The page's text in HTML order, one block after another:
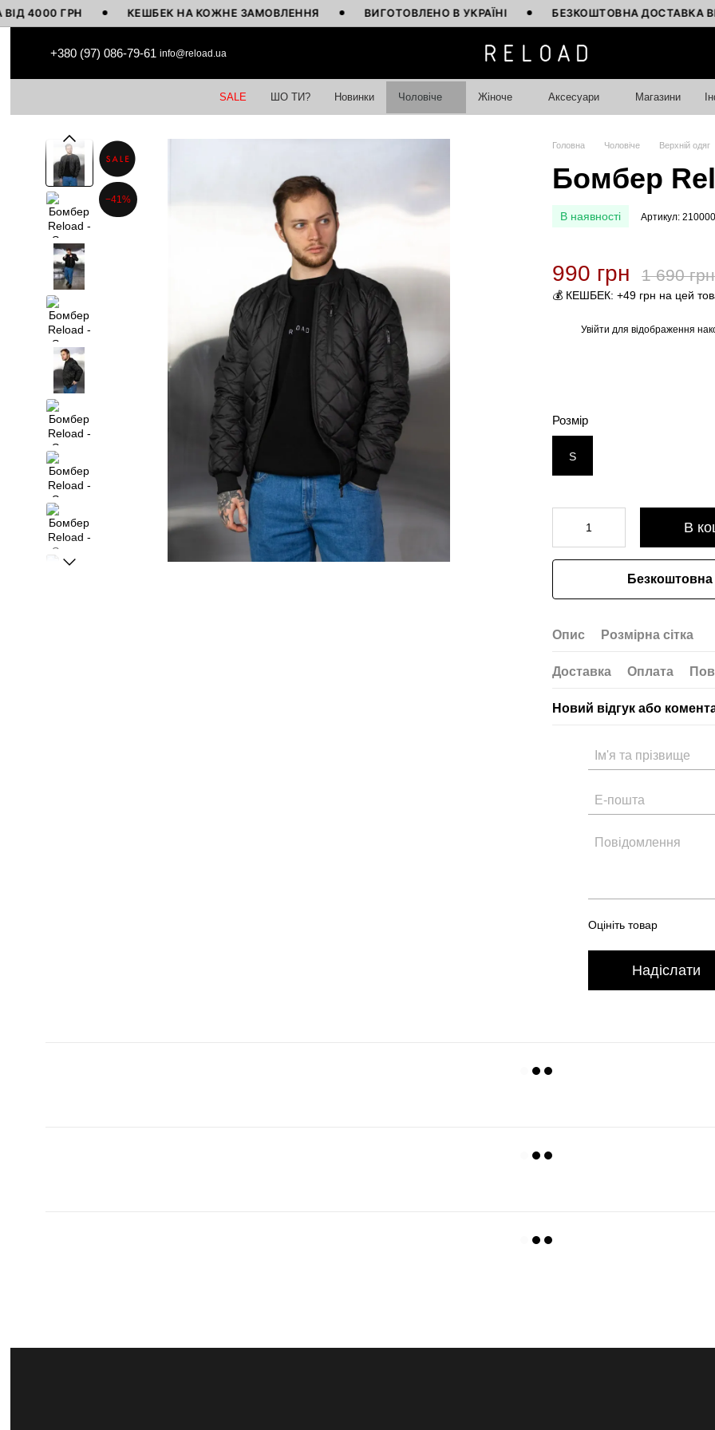
ГРН КЕШБЕК НА КОЖНЕ ЗАМОВЛЕННЯ ВИГОТОВЛЕНО В УКРАЇНІ БЕЗКОШТОВНА ДОСТАВКА ВІД
+380 (97) 086-79-61 info@reload.ua
SALE ШО ТИ? Новинки Чоловіче Жіноче Аксесуари Магазини
−41%
Головна Чоловіче Верхній одяг
Бомбер
В наявності Артикул:
990 грн 1 690 грн
💰 КЕШБЕК: +49 грн на цей
Увійти для відображення
Розмір
S
В
Безкоштовна
Опис Розмірна сітка
Доставка Оплата
Новий відгук або
Оцініть товар
Надіслати